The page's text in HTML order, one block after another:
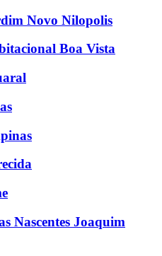
Novo Nilopolis
Boa Vista
Nascentes Joaquim